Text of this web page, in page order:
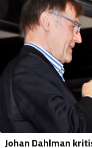
Johan Dahlman